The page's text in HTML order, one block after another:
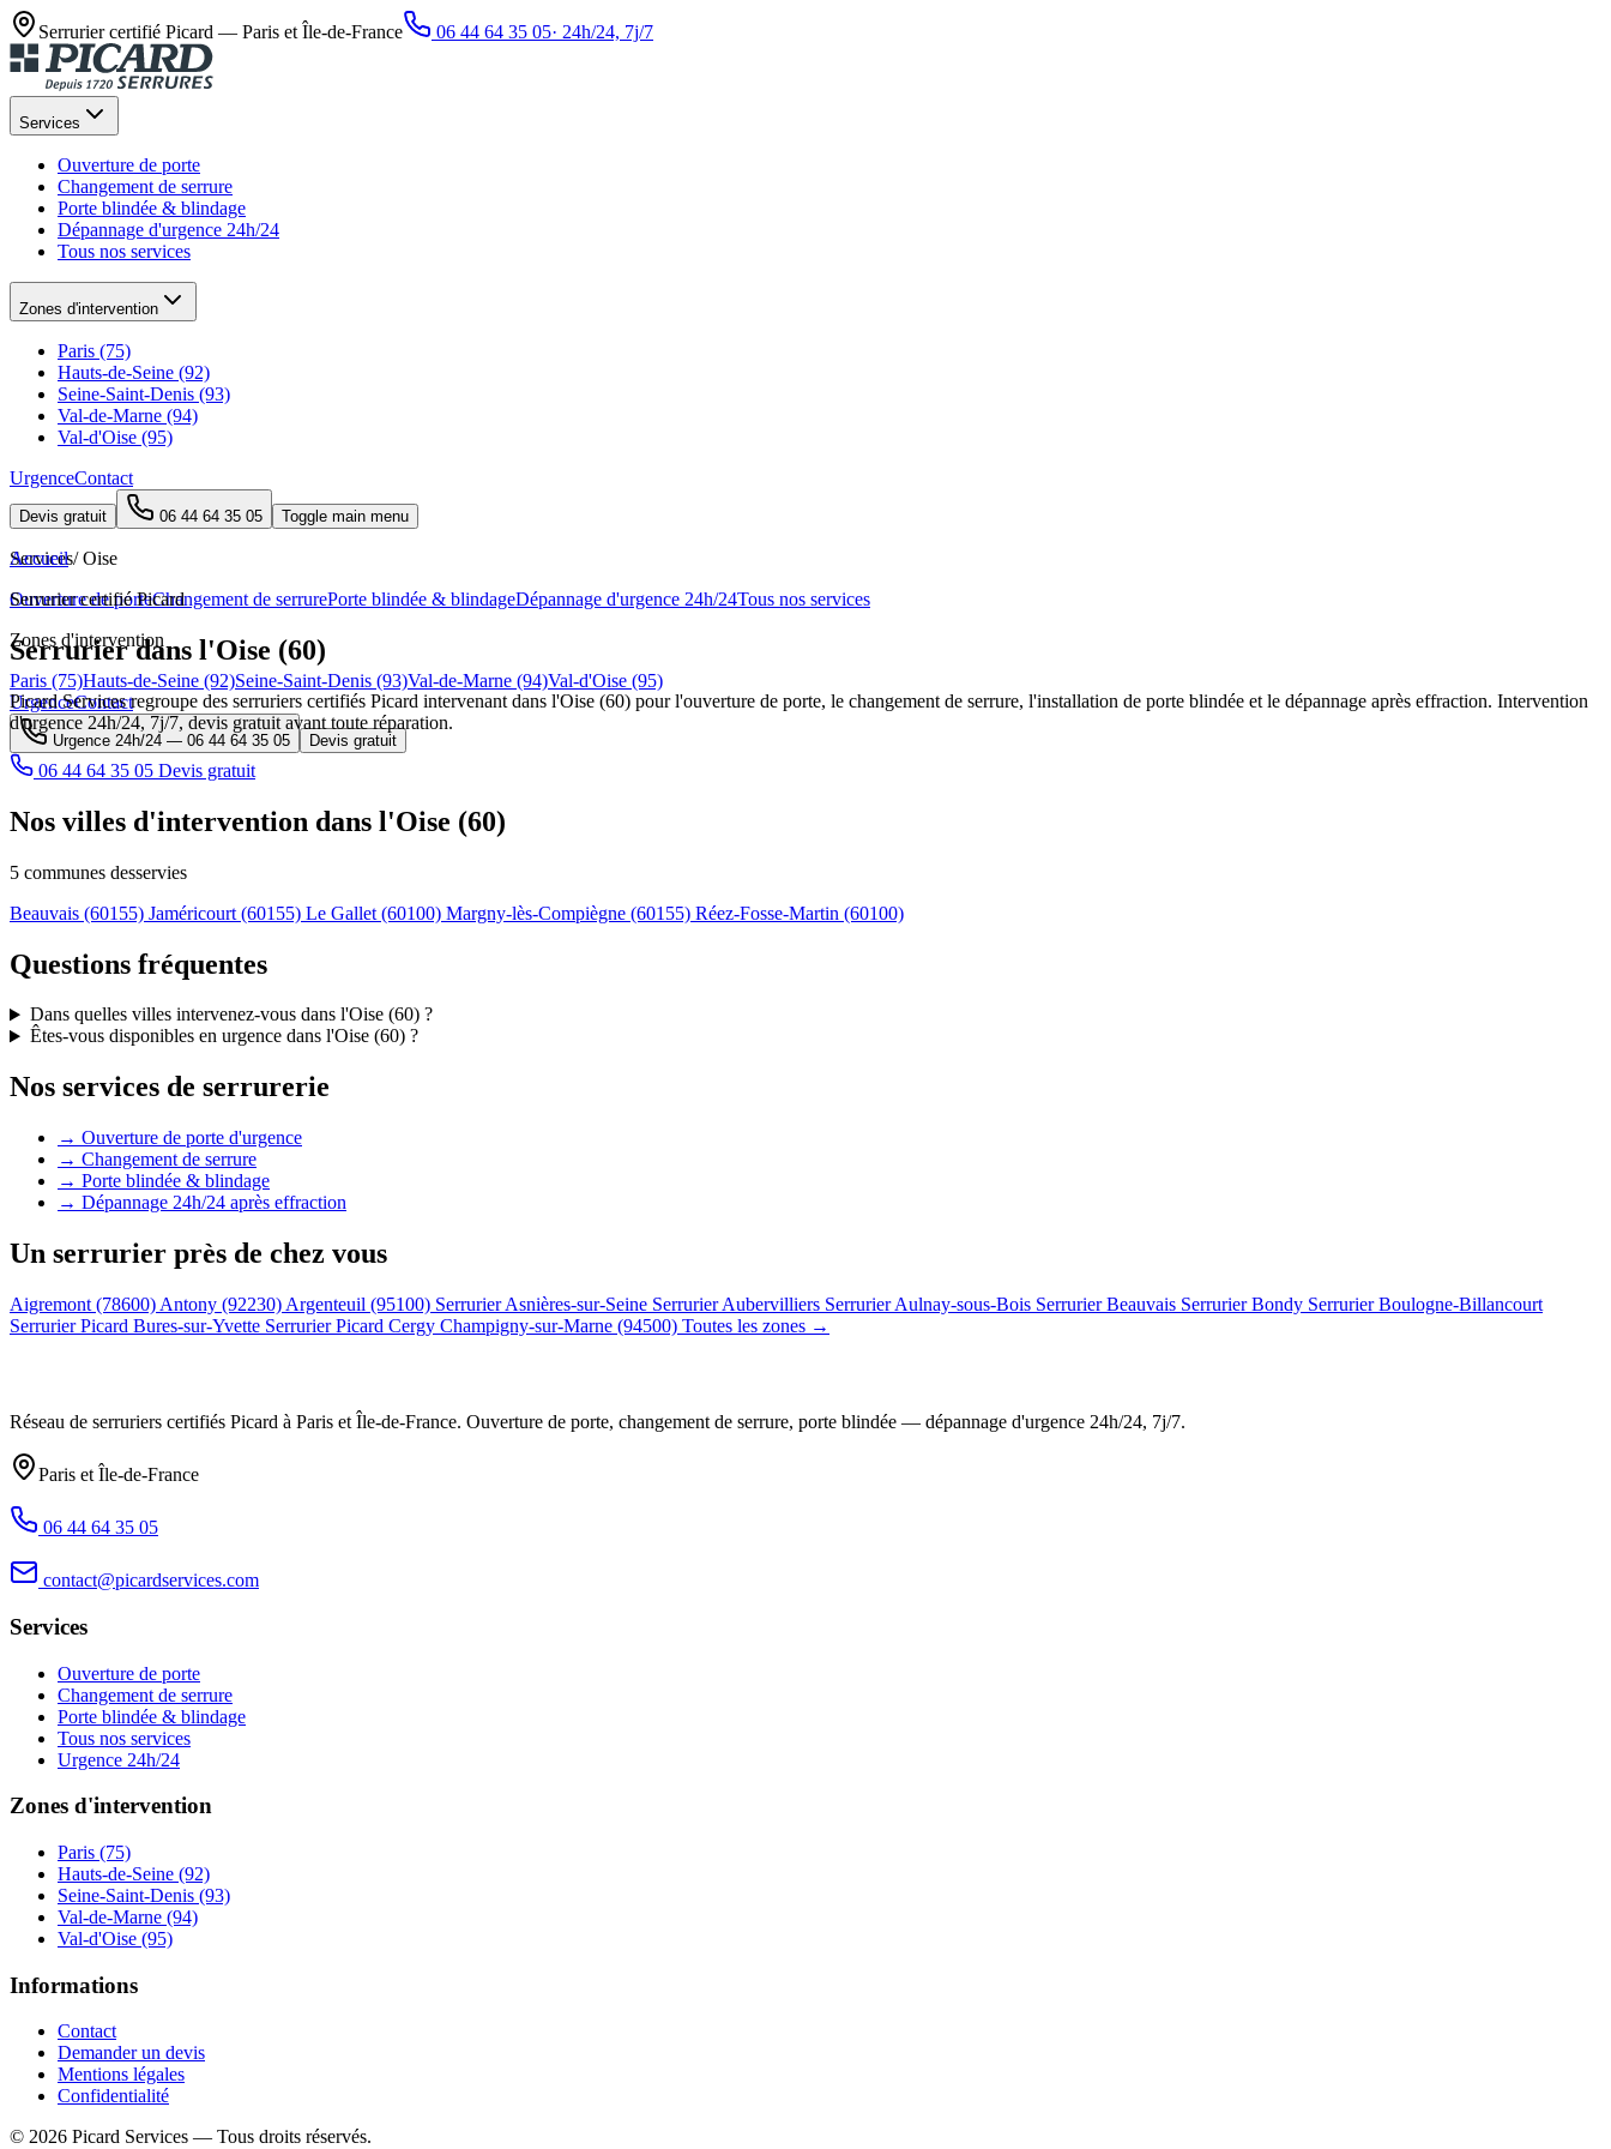
Serrurier certifié Picard — Paris et Île-de-France 06 44 64 35 05· 24h/24, 7j/7
Services
Ouverture de porte
Changement de serrure
Porte blindée & blindage
Dépannage d'urgence 24h/24
Tous nos services
Zones d'intervention
Paris (75)
Hauts-de-Seine (92)
Seine-Saint-Denis (93)
Val-de-Marne (94)
Val-d'Oise (95)
UrgenceContact
Devis gratuit 06 44 64 35 05 Toggle main menu
Services
Ouverture de porteChangement de serrurePorte blindée & blindageDépannage d'urgence 24h/24Tous nos services
Zones d'intervention
Paris (75)Hauts-de-Seine (92)Seine-Saint-Denis (93)Val-de-Marne (94)Val-d'Oise (95)
UrgenceContact
Urgence 24h/24 — 06 44 64 35 05 Devis gratuit
Accueil / Oise
Serrurier certifié Picard
Serrurier dans l'Oise (60)
Picard Services regroupe des serruriers certifiés Picard intervenant dans l'Oise (60) pour l'ouverture de porte, le changement de serrure, l'installation de porte blindée et le dépannage après effraction. Intervention
d'urgence 24h/24, 7j/7, devis gratuit avant toute réparation.
06 44 64 35 05 Devis gratuit
Nos villes d'intervention dans l'Oise (60)
5 communes desservies
Beauvais (60155) Jaméricourt (60155) Le Gallet (60100) Margny-lès-Compiègne (60155) Réez-Fosse-Martin (60100)
Questions fréquentes
Dans quelles villes intervenez-vous dans l'Oise (60) ?
Êtes-vous disponibles en urgence dans l'Oise (60) ?
Nos services de serrurerie
→ Ouverture de porte d'urgence
→ Changement de serrure
→ Porte blindée & blindage
→ Dépannage 24h/24 après effraction
Un serrurier près de chez vous
Aigremont (78600) Antony (92230) Argenteuil (95100) Serrurier Asnières-sur-Seine Serrurier Aubervilliers Serrurier Aulnay-sous-Bois Serrurier Beauvais Serrurier Bondy Serrurier Boulogne-Billancourt
Serrurier Picard Bures-sur-Yvette Serrurier Picard Cergy Champigny-sur-Marne (94500) Toutes les zones →
Réseau de serruriers certifiés Picard à Paris et Île-de-France. Ouverture de porte, changement de serrure, porte blindée — dépannage d'urgence 24h/24, 7j/7.
Paris et Île-de-France
06 44 64 35 05
contact@picardservices.com
Services
Ouverture de porte
Changement de serrure
Porte blindée & blindage
Tous nos services
Urgence 24h/24
Zones d'intervention
Paris (75)
Hauts-de-Seine (92)
Seine-Saint-Denis (93)
Val-de-Marne (94)
Val-d'Oise (95)
Informations
Contact
Demander un devis
Mentions légales
Confidentialité
© 2026 Picard Services — Tous droits réservés.